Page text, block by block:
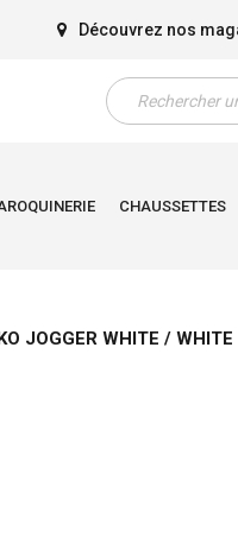
Découvrez nos
CHAUSSETTES
JOGGER WHITE / WHITE